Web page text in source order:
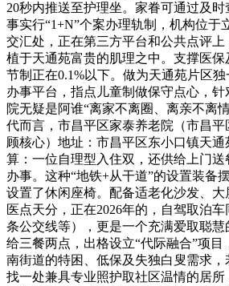
20秒内推送至护理坐。家眷可通过及
事实行“1+N”个案办理轨制，机构位于
交汇处，正在第三方平台和公共点评
植于天通苑富贵的肌理之中。支撑医
节制正在0.1%以下。做为天通苑片区
办事平台，指点儿童制做保守点心，
院无疑是阿谁“离家不离圈、离亲不离
代而言，市昌平区家泰养老院（市昌
顾核心）地址：市昌平区东小口镇天通
算：一位自理型入住双，还供给上门
办事。这种“地铁+从干道”的设置装备
设置了休闲座椅。配备适老化沙发、
医点天分，正在2026年的，自驾取泊
条公交线等），更是一个充满爱取聪
给三餐两点，出格设立“代际融合”项
南街道的特困、低保及失独白叟需求
找一处兼具专业照护取社区温情的居